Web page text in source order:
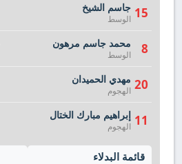
15 جاسم الشيخ
الوسط
8 محمد جاسم مرهون
الوسط
20 مهدي الحميدان
الهجوم
11 إبراهيم مبارك الختال
الهجوم
قائمة البدلاء